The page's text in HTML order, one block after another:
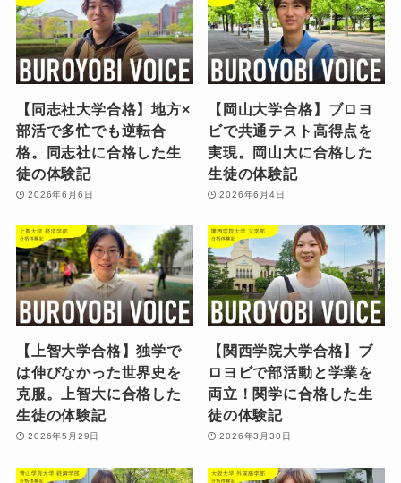
【同志社大学合格】地方×
部活で多忙でも逆転合
格。同志社に合格した生
徒の体験記
2026年6月6日
【岡山大学合格】ブロヨ
ビで共通テスト高得点を
実現。岡山大に合格した
生徒の体験記
2026年6月4日
【上智大学合格】独学で
は伸びなかった世界史を
克服。上智大に合格した
生徒の体験記
2026年5月29日
【関西学院大学合格】ブ
ロヨビで部活動と学業を
両立！関学に合格した生
徒の体験記
2026年3月30日